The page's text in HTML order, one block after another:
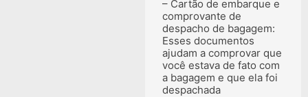
– Cartão de embarque e
comprovante de
despacho de bagagem:
Esses documentos
ajudam a comprovar que
você estava de fato com
a bagagem e que ela foi
despachada